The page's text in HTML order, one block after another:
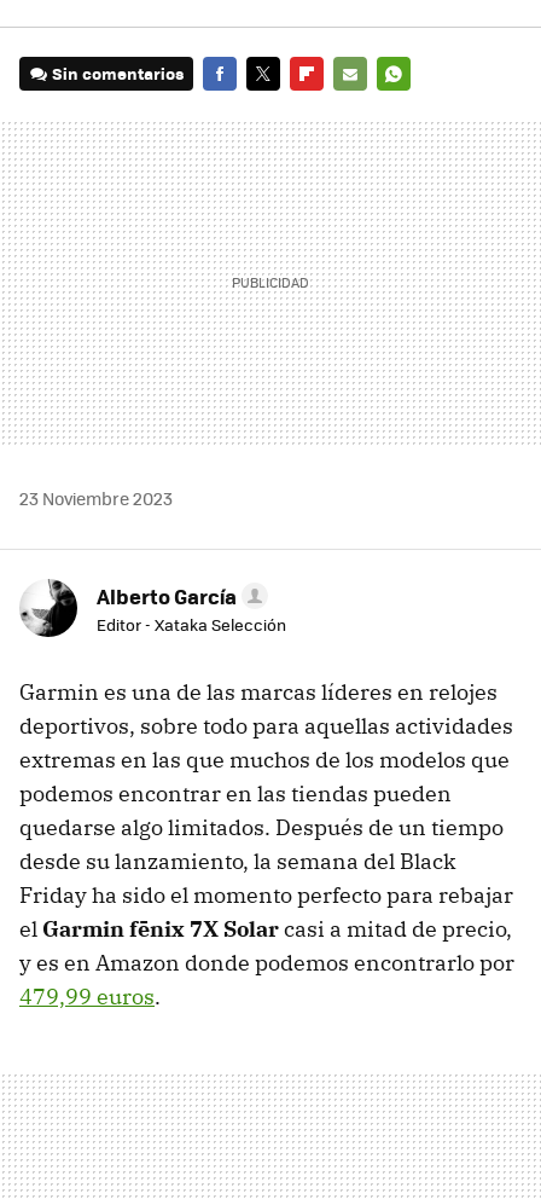
Sin comentarios
MAIL
23 Noviembre 2023
Alberto García
Editor - Xataka Selección
Garmin es una de las marcas líderes en relojes
deportivos, sobre todo para aquellas actividades
extremas en las que muchos de los modelos que
podemos encontrar en las tiendas pueden
quedarse algo limitados. Después de un tiempo
desde su lanzamiento, la semana del Black
Friday ha sido el momento perfecto para rebajar
el Garmin fēnix 7X Solarcasi a mitad de precio,
y es en Amazon donde podemos encontrarlo por
479,99 euros.